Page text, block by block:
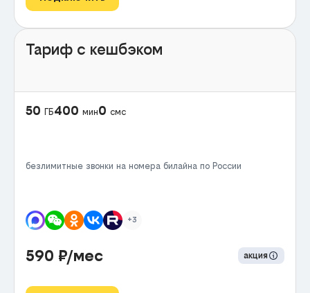
Тариф с кешбэком
50 ГБ400 мин0 смс
безлимитные звонки на номера билайна по России
+3
590 ₽/мес акция